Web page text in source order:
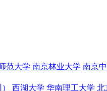
范大学 南京林业大学 南京
西湖大学 华南理工大学 北